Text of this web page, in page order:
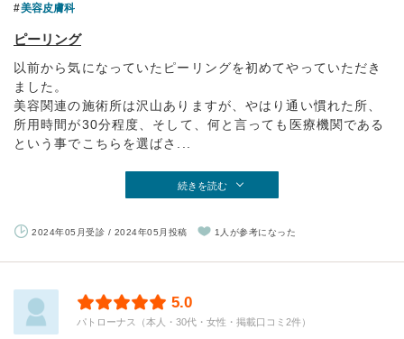
美容皮膚科
ピーリング
以前から気になっていたピーリングを初めてやっていただき
ました。
美容関連の施術所は沢山ありますが、やはり通い慣れた所、
所用時間が30分程度、そして、何と言っても医療機関である
という事でこちらを選ばさ...
続きを読む
2024年05月受診 / 2024年05月投稿 1人が参考になった
5.0
パトローナス（本人・30代・女性・掲載口コミ2件）